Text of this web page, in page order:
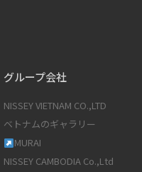
グループ会社
NISSEY VIETNAM CO.,LTD
ベトナムのギャラリー
MURAI
NISSEY CAMBODIA Co.,Ltd